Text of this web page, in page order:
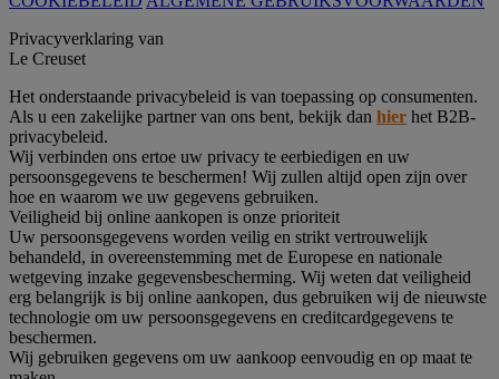
Privacyverklaring van
Le Creuset
Het onderstaande privacybeleid is van toepassing op consumenten.
Als u een zakelijke partner van ons bent, bekijk dan hier het B2B-
privacybeleid.
Wij verbinden ons ertoe uw privacy te eerbiedigen en uw
persoonsgegevens te beschermen! Wij zullen altijd open zijn over
hoe en waarom we uw gegevens gebruiken.
Veiligheid bij online aankopen is onze prioriteit
Uw persoonsgegevens worden veilig en strikt vertrouwelijk
behandeld, in overeenstemming met de Europese en nationale
wetgeving inzake gegevensbescherming. Wij weten dat veiligheid
erg belangrijk is bij online aankopen, dus gebruiken wij de nieuwste
technologie om uw persoonsgegevens en creditcardgegevens te
beschermen.
Wij gebruiken gegevens om uw aankoop eenvoudig en op maat te